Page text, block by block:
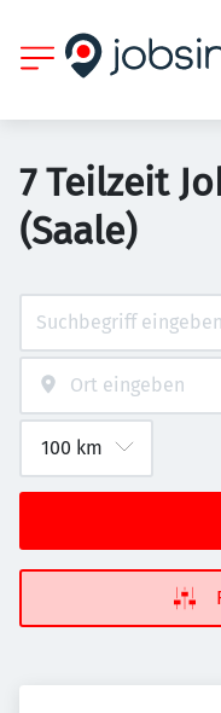
7 Teilzeit
(Saale)